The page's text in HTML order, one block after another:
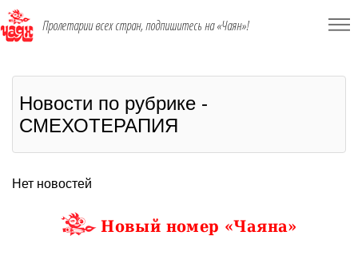
Пролетарии всех стран, подпишитесь на «Чаян»!
Новости по рубрике -
СМЕХОТЕРАПИЯ
Нет новостей
Новый номер «Чаяна»